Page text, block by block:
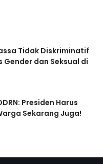
Tidak Diskriminatif
dan Seksual di
Presiden Harus
Sekarang Juga!